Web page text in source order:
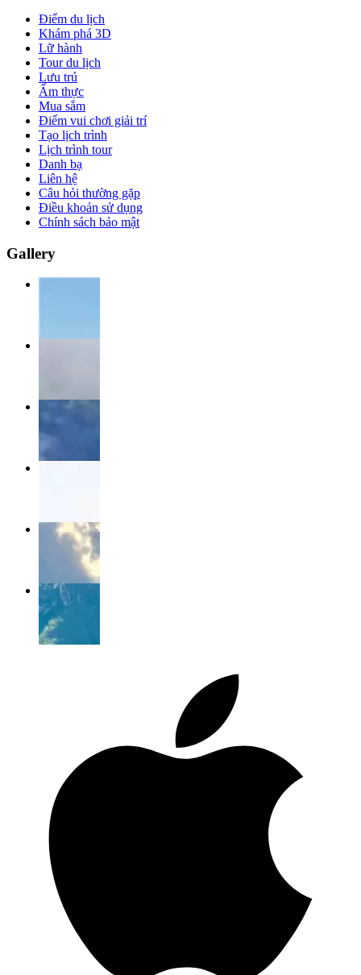
Điểm du lịch
Khám phá 3D
Lữ hành
Tour du lịch
Lưu trú
Ẩm thực
Mua sắm
Điểm vui chơi giải trí
Tạo lịch trình
Lịch trình tour
Danh bạ
Liên hệ
Câu hỏi thường gặp
Điều khoản sử dụng
Chính sách bảo mật
Gallery